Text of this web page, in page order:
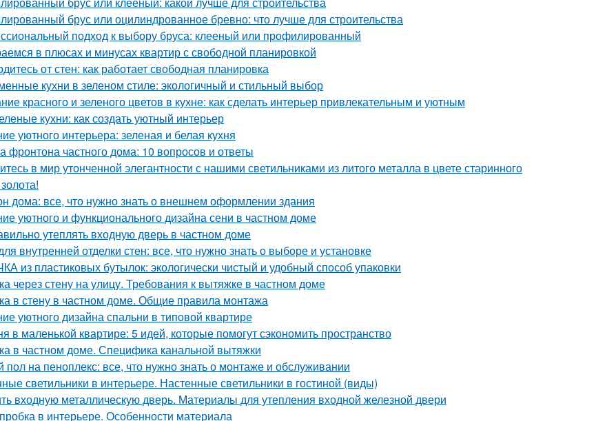
брус или оцилиндрованное бревно: что лучше для строительства
подход к выбору бруса: клееный или профилированный
в плюсах и минусах квартир с свободной планировкой
от стен: как работает свободная планировка
кухни в зеленом стиле: экологичный и стильный выбор
красного и зеленого цветов в кухне: как сделать интерьер привлекательным и уютным
кухни: как создать уютный интерьер
уютного интерьера: зеленая и белая кухня
фронтона частного дома: 10 вопросов и ответы
в мир утонченной элегантности с нашими светильниками из литого металла в цвете старинного
дома: все, что нужно знать о внешнем оформлении здания
уютного и функционального дизайна сени в частном доме
утеплять входную дверь в частном доме
внутренней отделки стен: все, что нужно знать о выборе и установке
из пластиковых бутылок: экологически чистый и удобный способ упаковки
через стену на улицу. Требования к вытяжке в частном доме
в стену в частном доме. Общие правила монтажа
уютного дизайна спальни в типовой квартире
в маленькой квартире: 5 идей, которые помогут сэкономить пространство
в частном доме. Специфика канальной вытяжки
пол на пеноплекс: все, что нужно знать о монтаже и обслуживании
светильники в интерьере. Настенные светильники в гостиной (виды)
входную металлическую дверь. Материалы для утепления входной железной двери
в интерьере. Особенности материала